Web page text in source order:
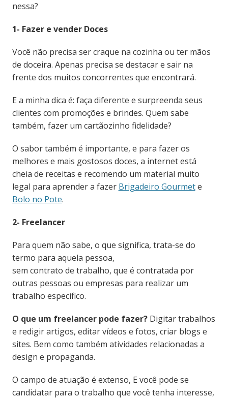
nessa?
1- Fazer e vender Doces
Você não precisa ser craque na cozinha ou ter mãos
de doceira. Apenas precisa se destacar e sair na
frente dos muitos concorrentes que encontrará.
E a minha dica é: faça diferente e surpreenda seus
clientes com promoções e brindes. Quem sabe
também, fazer um cartãozinho fidelidade?
O sabor também é importante, e para fazer os
melhores e mais gostosos doces, a internet está
cheia de receitas e recomendo um material muito
legal para aprender a fazer Brigadeiro Gourmete
Bolo no Pote.
2- Freelancer
Para quem não sabe, o que significa, trata-se do
termo para aquela pessoa,
sem contrato de trabalho, que é contratada por
outras pessoas ou empresas para realizar um
trabalho especifico.
O que um freelancer pode fazer?Digitar trabalhos
e redigir artigos, editar vídeos e fotos, criar blogs e
sites. Bem como também atividades relacionadas a
design e propaganda.
O campo de atuação é extenso, E você pode se
candidatar para o trabalho que você tenha interesse,